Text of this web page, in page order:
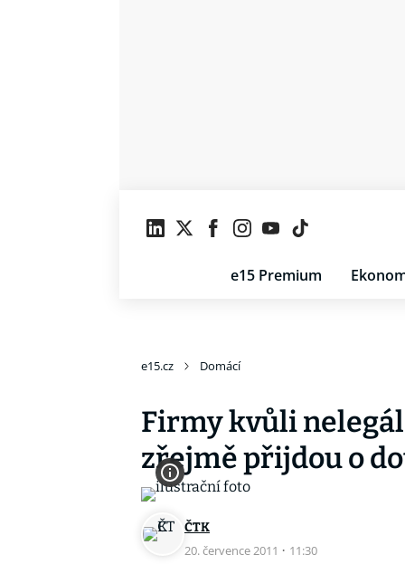
e15 Premium
e15.cz Domácí
Firmy kvůli
zřejmě přijdou o
ČTK
20. července 2011 · 11:30